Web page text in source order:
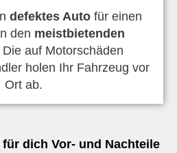
defektes Autofür einen
den meistbietenden
Die auf Motorschäden
holen Ihr Fahrzeug vor
Ort ab.
dich Vor- und Nachteile